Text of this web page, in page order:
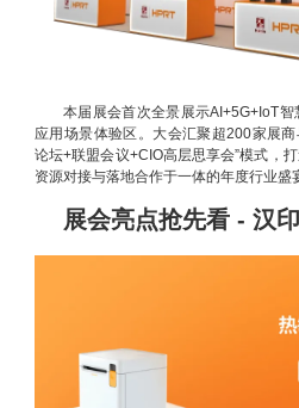
本届展会首次全景展示AI+5G+IoT
应用场景体验区。大会汇聚超200家展
论坛+联盟会议+CIO高层思享会”模式，
资源对接与落地合作于一体的年度行业盛
展会亮点抢先看 - 汉